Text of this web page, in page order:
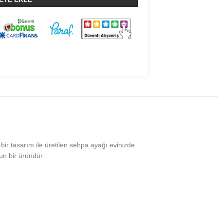
tasarım ile üretilen sehpa ayağı evinizde
bir üründür.